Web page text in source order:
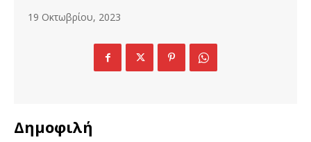
19 Οκτωβρίου, 2023
Δημοφιλή